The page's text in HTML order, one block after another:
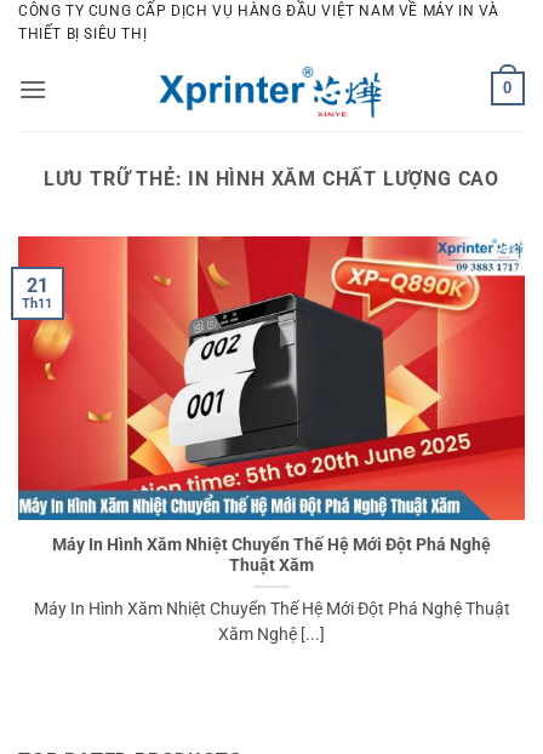
Bỏ
qua
dung
CÔNG TY CUNG CẤP DỊCH VỤ HÀNG ĐẦU VIỆT NAM VỀ MÁY IN VÀ
THIẾT BỊ SIÊU THỊ
0
LƯU TRỮ THẺ: IN HÌNH XĂM CHẤT LƯỢNG CAO
Máy In Hình Xăm Nhiệt Chuyển Thế Hệ Mới Đột Phá Nghệ
Thuật Xăm
Máy In Hình Xăm Nhiệt Chuyển Thế Hệ Mới Đột Phá Nghệ Thuật
Xăm Nghệ [...]
21
Th11